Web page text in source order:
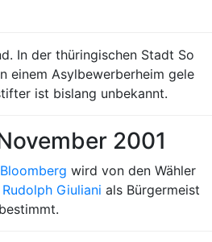
In der thüringischen Stadt So
einem Asylbewerberheim gele
ist bislang unbekannt.
2001
wird von den Wähler
Rudolph Giuliani als Bürgermeist
bestimmt.